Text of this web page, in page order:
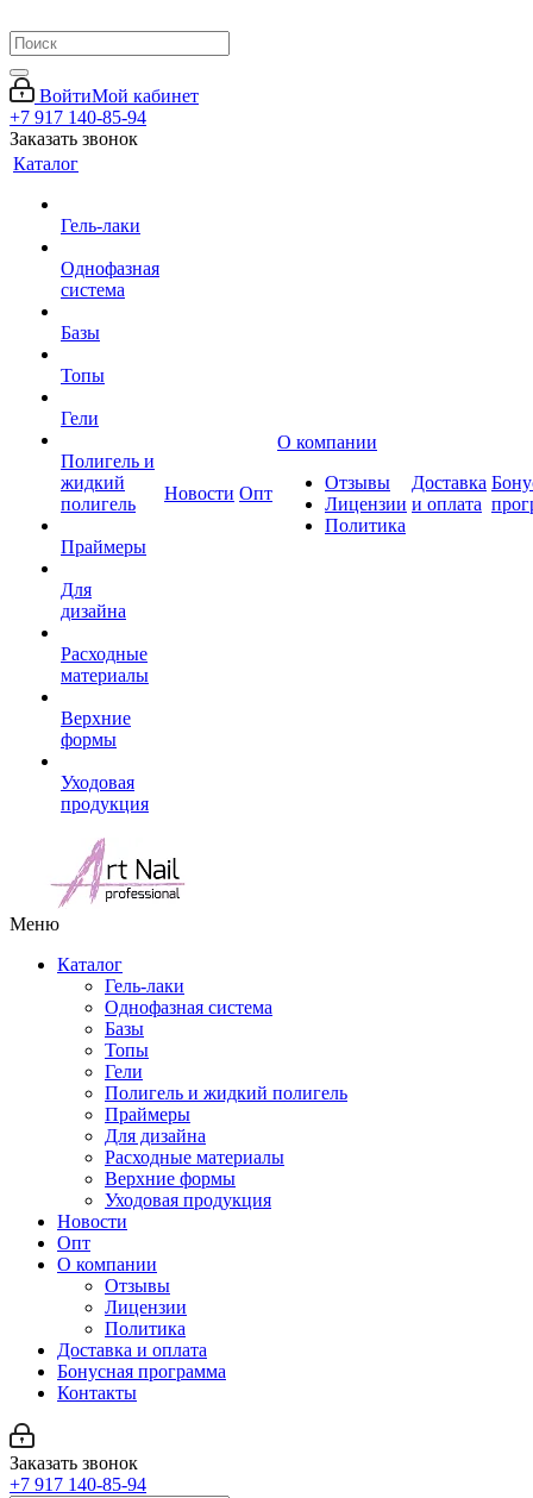
ВойтиМой кабинет
+7 917 140-85-94
Заказать звонок
Каталог
Гель-лаки
Однофазная
система
Базы
Топы
Гели
Полигель и
жидкий
полигель
Праймеры
Для
дизайна
Расходные
материалы
Верхние
формы
Уходовая
продукция
Новости Опт
О компании
Отзывы
Лицензии
Политика
Доставка
и оплата
Меню
Каталог
Гель-лаки
Однофазная система
Базы
Топы
Гели
Полигель и жидкий полигель
Праймеры
Для дизайна
Расходные материалы
Верхние формы
Уходовая продукция
Новости
Опт
О компании
Отзывы
Лицензии
Политика
Доставка и оплата
Бонусная программа
Контакты
Заказать звонок
+7 917 140-85-94